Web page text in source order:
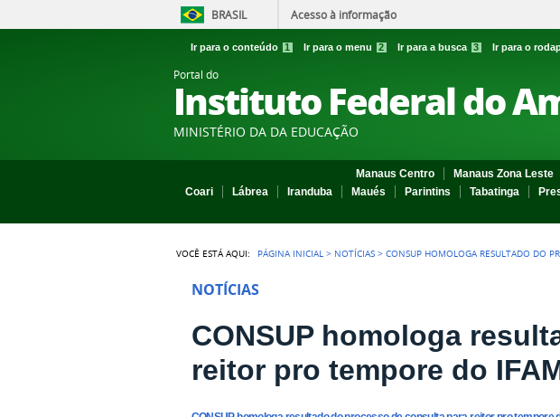
BRASIL Acesso à informação
Ir para o conteúdo 1 Ir para o menu 2 Ir para a busca 3 Ir para o
Portal do
Instituto Federal do
MINISTÉRIO DA DA EDUCAÇÃO
Manaus Centro Manaus Zona Leste
Coari
Lábrea Iranduba Maués Parintins Tabatinga
VOCÊ ESTÁ AQUI: PÁGINA INICIAL > NOTÍCIAS >CONSUP HOMOLOGA RESULTADO DO
NOTÍCIAS
CONSUP homologa
reitor pro tempore do